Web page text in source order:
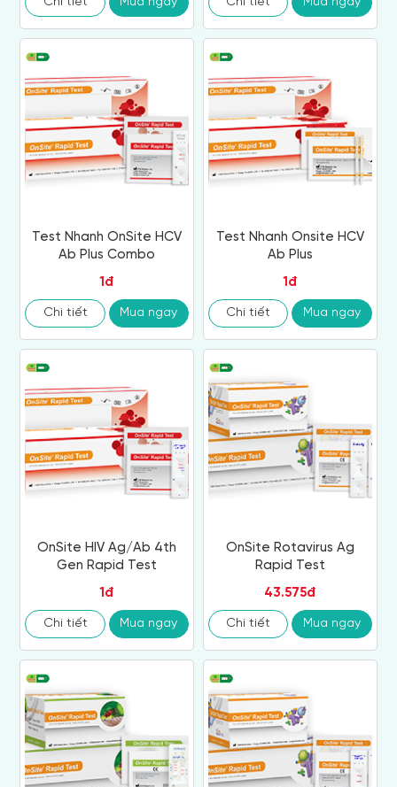
Test Nhanh OnSite HCV
Ab Plus Combo
1đ
Chi tiết Mua ngay
Test Nhanh Onsite HCV
Ab Plus
1đ
Chi tiết Mua ngay
OnSite HIV Ag/Ab 4th
Gen Rapid Test
1đ
Chi tiết Mua ngay
OnSite Rotavirus Ag
Rapid Test
43.575đ
Chi tiết Mua ngay